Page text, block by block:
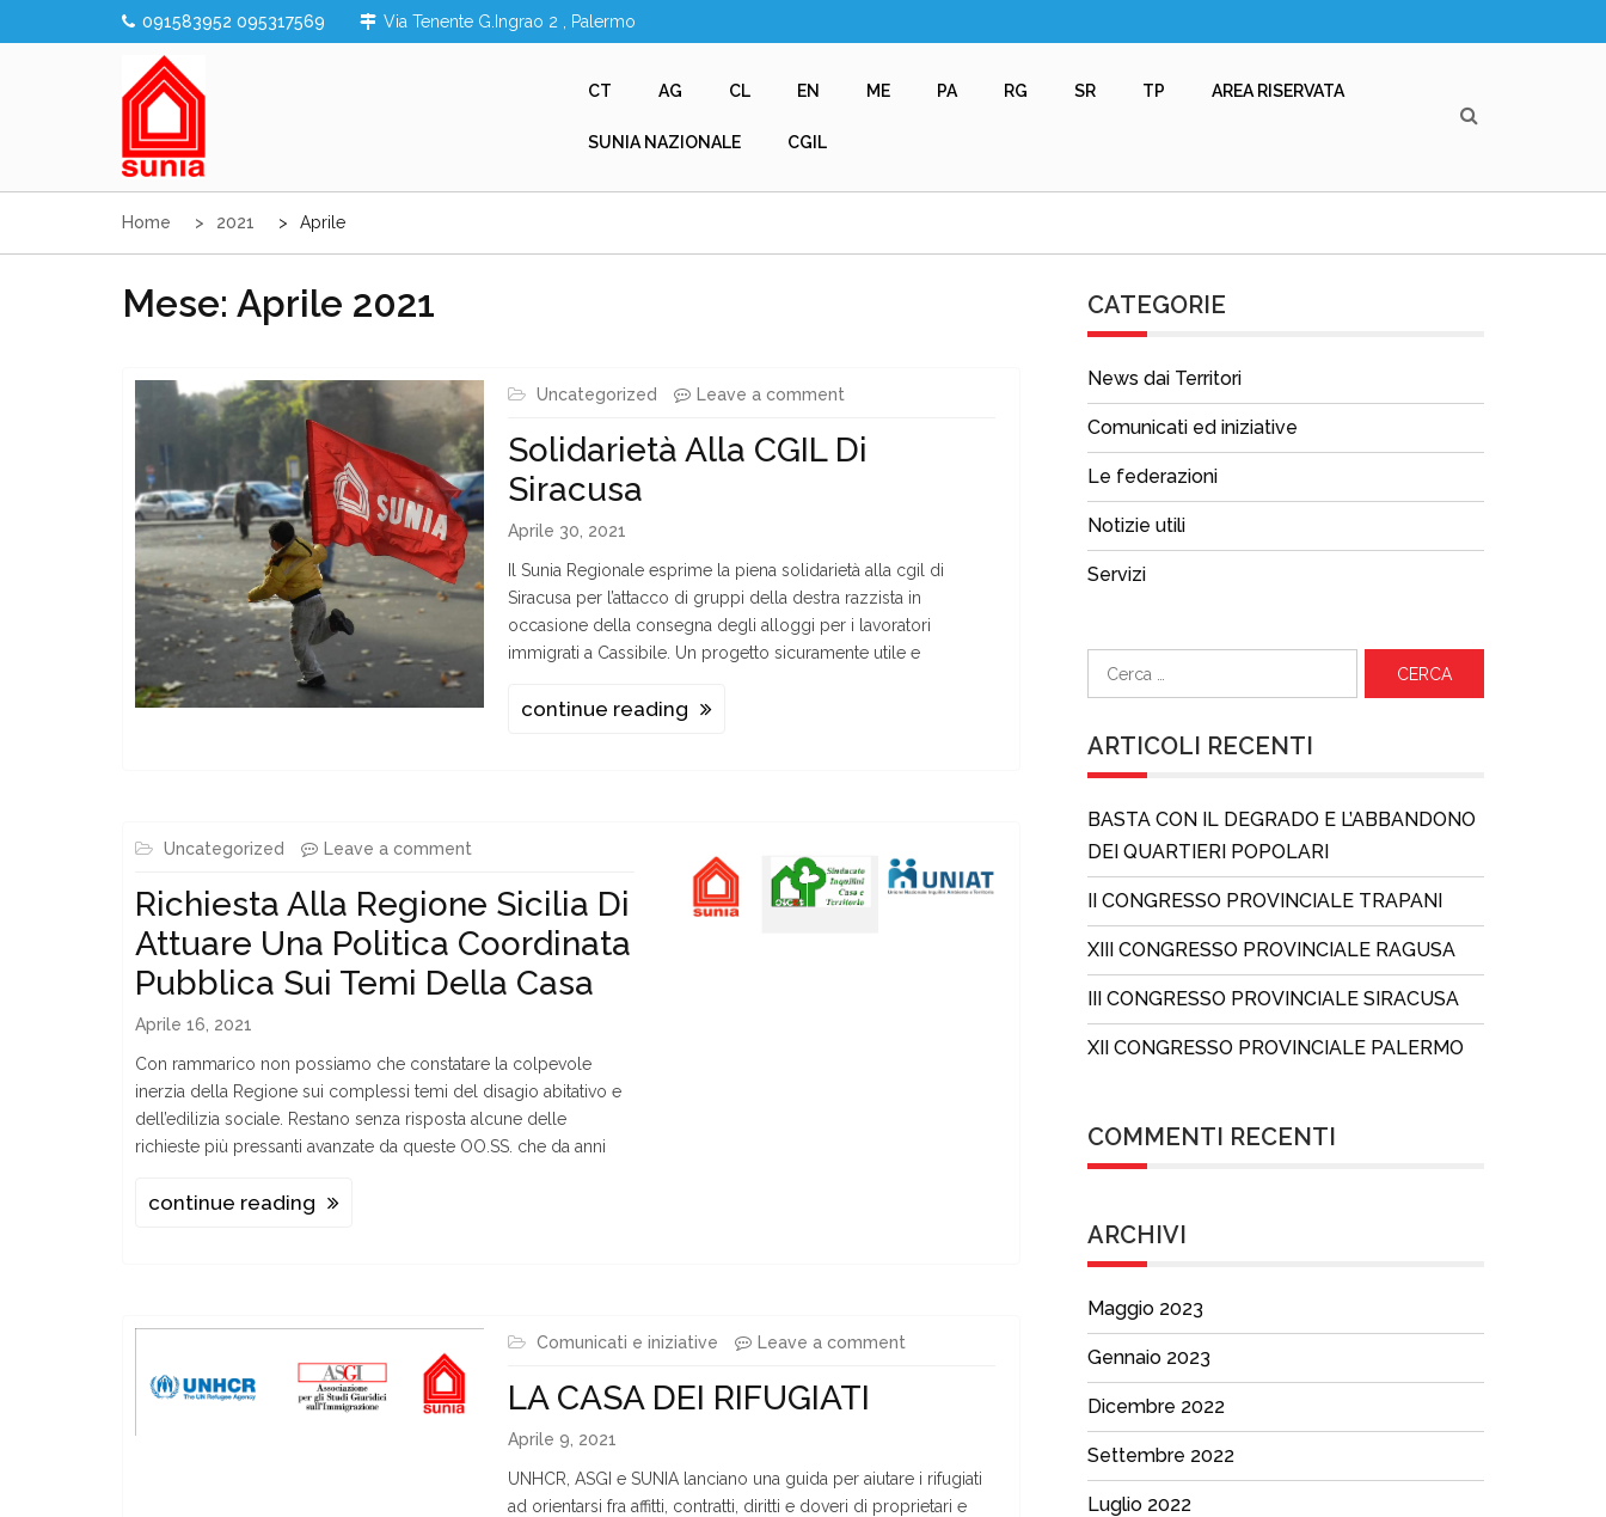
to
091583952 095317569 Via Tenente G.Ingrao 2 , Palermo
Sunia Sicilia
CT AG CL EN ME PA RG SR TP AREA RISERVATA
SUNIA NAZIONALE CGIL
Home 2021 Aprile
Mese: Aprile 2021
Uncategorized Leave a comment
Solidarietà Alla CGIL Di
Siracusa
Aprile 30, 2021
Il Sunia Regionale esprime la piena solidarietà alla cgil di
Siracusa per l’attacco di gruppi della destra razzista in
occasione della consegna degli alloggi per i lavoratori
immigrati a Cassibile. Un progetto sicuramente utile e
continue reading
Uncategorized Leave a comment
Richiesta Alla Regione Sicilia Di
Attuare Una Politica Coordinata
Pubblica Sui Temi Della Casa
Aprile 16, 2021
Con rammarico non possiamo che constatare la colpevole
inerzia della Regione sui complessi temi del disagio abitativo e
dell’edilizia sociale. Restano senza risposta alcune delle
richieste più pressanti avanzate da queste OO.SS. che da anni
continue reading
Comunicati e iniziative Leave a comment
LA CASA DEI RIFUGIATI
Aprile 9, 2021
UNHCR, ASGI e SUNIA lanciano una guida per aiutare i rifugiati
ad orientarsi fra affitti, contratti, diritti e doveri di proprietari e
CATEGORIE
News dai Territori
Comunicati ed iniziative
Le federazioni
Notizie utili
Servizi
ARTICOLI RECENTI
BASTA CON IL DEGRADO E L’ABBANDONO
DEI QUARTIERI POPOLARI
II CONGRESSO PROVINCIALE TRAPANI
XIII CONGRESSO PROVINCIALE RAGUSA
III CONGRESSO PROVINCIALE SIRACUSA
XII CONGRESSO PROVINCIALE PALERMO
COMMENTI RECENTI
ARCHIVI
Maggio 2023
Gennaio 2023
Dicembre 2022
Settembre 2022
Luglio 2022